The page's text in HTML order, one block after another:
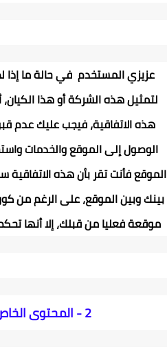
عزيزي المستخدم في حالة ما
لتمثيل هذه الشركة أو هذا
هذه الاتفاقية، فيجب عليك عدم
الوصول إلى الموقع والخدمات
الموقع فأنت تقر بأن هذه
بينك وبين الموقع، على الرغم من
موقعة فعليا من قبلك، إلا أنها
2 - المحتوى